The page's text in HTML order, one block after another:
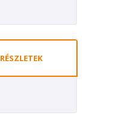
RÉSZLETEK